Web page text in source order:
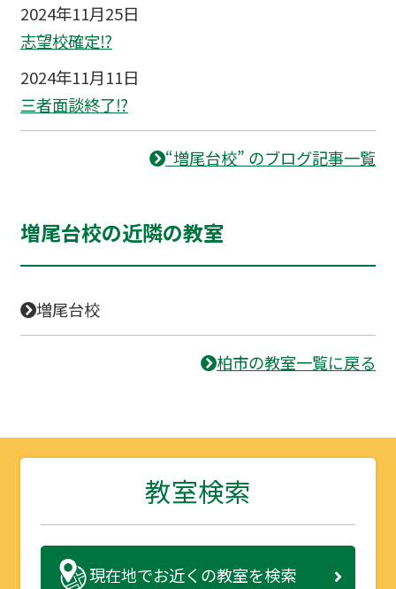
2024年11月25日
志望校確定⁉
2024年11月11日
三者面談終了⁉
“増尾台校” のブログ記事一覧
増尾台校の近隣の教室
増尾台校
柏市の教室一覧に戻る
教室検索
現在地でお近くの教室を検索